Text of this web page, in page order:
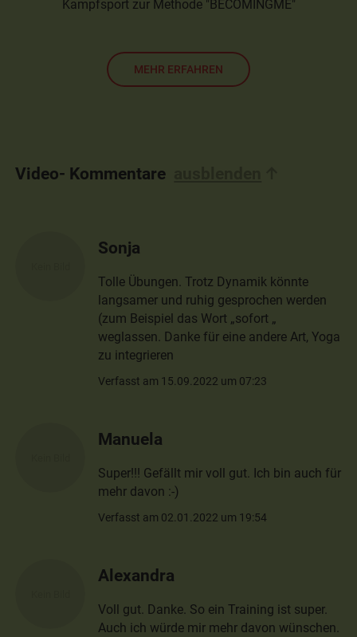
Kampfsport zur Methode "BECOMINGME"
MEHR ERFAHREN
Video- Kommentare
Sonja
Tolle Übungen. Trotz Dynamik könnte
langsamer und ruhig gesprochen werden
(zum Beispiel das Wort „sofort „
weglassen. Danke für eine andere Art, Yoga
zu integrieren
Verfasst am 15.09.2022 um 07:23
Manuela
Super!!! Gefällt mir voll gut. Ich bin auch für
mehr davon :-)
Verfasst am 02.01.2022 um 19:54
Alexandra
Voll gut. Danke. So ein Training ist super.
Auch ich würde mir mehr davon wünschen.